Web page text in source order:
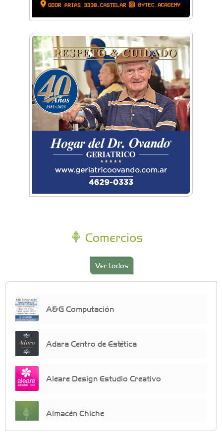
Comercios
Ver todos
A&G Computación
Adara Centro de Estética
Aleare Design Estudio Creativo
Almacén Chiche